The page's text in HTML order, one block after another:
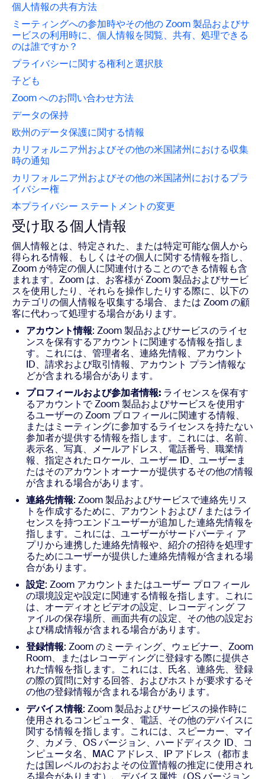
個人情報の共有方法
ミーティングへの参加時やその他の Zoom 製品およびサ
ービスの利用時に、 個人情報を閲覧、共有、処理できる
のは誰ですか？
プライバシーに関する権利と選択肢
子ども
Zoom へのお問い合わせ方法
データの保持
欧州のデータ保護に関する情報
カリフォルニア州およびその他の米国諸州における収集
時の通知
カリフォルニア州およびその他の米国諸州におけるプラ
イバシー権
本プライバシー ステートメントの変更
受け取る個人情報
個人情報とは、特定された、または特定可能な個人から
得られる情報、もしくはその個人に関する情報を指し、
Zoom が特定の個人に関連付けることのできる情報も含
まれます。Zoom は、お客様が Zoom 製品およびサービ
スを使用したり、それらを操作したりする際に、以下の
カテゴリの個人情報を収集する場合、または Zoom の顧
客に代わって処理する場合があります。
アカウント情報: Zoom 製品およびサービスのライセ
ンスを保有するアカウントに関連する情報を指しま
す。これには、管理者名、連絡先情報、アカウント
ID、請求および取引情報、アカウント プラン情報な
どが含まれる場合があります。
プロフィールおよび参加者情報: ライセンスを保有す
るアカウントで Zoom 製品およびサービスを使用す
るユーザーの Zoom プロフィールに関連する情報、
またはミーティングに参加するライセンスを持たない
参加者が提供する情報を指します。これには、名前、
表示名、写真、メールアドレス、電話番号、職業情
報、指定されたロケール、ユーザー ID、ユーザーま
たはそのアカウントオーナーが提供するその他の情報
が含まれる場合があります。
連絡先情報: Zoom 製品およびサービスで連絡先リス
トを作成するために、アカウントおよび / またはライ
センスを持つエンドユーザーが追加した連絡先情報を
指します。これには、ユーザーがサードパーティ ア
プリから連携した連絡先情報や、紹介の招待を処理す
るためにユーザーが提供した連絡先情報が含まれる場
合があります。
設定: Zoom アカウントまたはユーザー プロフィール
の環境設定や設定に関連する情報を指します。これに
は、オーディオとビデオの設定、レコーディング フ
ァイルの保存場所、画面共有の設定、その他の設定お
よび構成情報が含まれる場合があります。
登録情報: Zoom のミーティング、ウェビナー、Zoom
Room、またはレコーディングに登録する際に提供さ
れた情報を指します。これには、氏名、連絡先、登録
の際の質問に対する回答、およびホストが要求するそ
の他の登録情報が含まれる場合があります。
デバイス情報: Zoom 製品およびサービスの操作時に
使用されるコンピュータ、電話、その他のデバイスに
関する情報を指します。これには、スピーカー、マイ
ク、カメラ、OS バージョン、ハードディスク ID、コ
ンピュータ名、MAC アドレス、IP アドレス（都市ま
たは国レベルのおおよその位置情報の推定に使用され
る場合があります）、デバイス属性（OS バージョン